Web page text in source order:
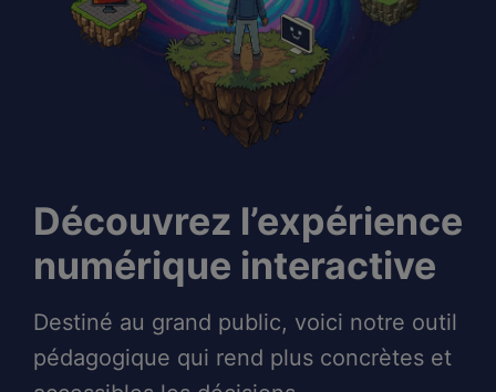
Découvrez l’expérience
numérique interactive
Destiné au grand public, voici notre outil
pédagogique qui rend plus concrètes et